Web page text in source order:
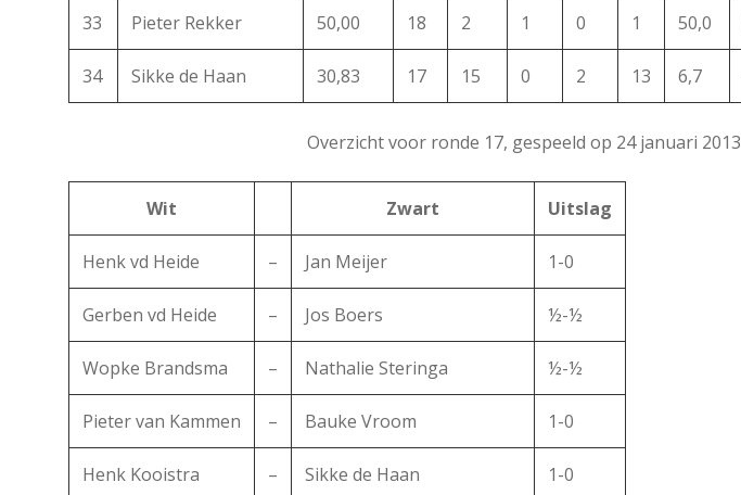
33 Pieter Rekker 50,00 18 2 1 0 1 50,0
34 Sikke de Haan 30,83 17 15 0 2 13 6,7
Overzicht voor ronde 17, gespeeld op 24 januari 2013
Wit Zwart Uitslag
Henk vd Heide – Jan Meijer 1-0
Gerben vd Heide – Jos Boers ½-½
Wopke Brandsma – Nathalie Steringa ½-½
Pieter van Kammen – Bauke Vroom 1-0
Henk Kooistra – Sikke de Haan 1-0